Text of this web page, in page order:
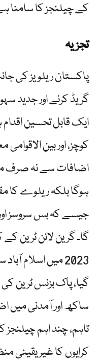
کے چیلنجز کا سامنا
تجزیہ
پاکستان ریلویز کی
گریڈ کرنے اور جدید
ایک قابل تحسین
کوچز، اور بین
اضافات سے نہ صرف
ہوگا بلکہ ریلوے کا
جیسے کہ بس سروسز اور
گا۔ گرین لائن ٹرین
2023 میں اسلام
گیا، پاک بزنس ٹرین
ساکھ اور آمدنی میں
تاہم، چند اہم چیلنجز
کرایوں کا غیر یقینی